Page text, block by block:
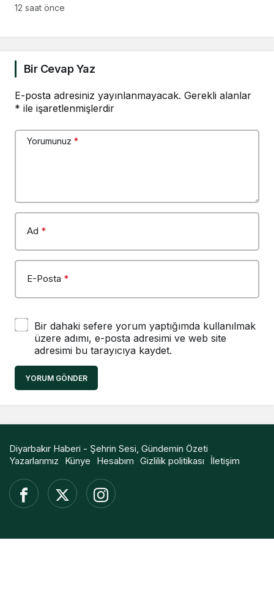
Komisyonu’nda… YENİ
toplumsal hayata katıl’
diyorsanız, o insan
kapıdan içeri girdiğinde
başına ne geleceğini
12 saat önce
Bir Cevap Yaz
E-posta adresiniz yayınlanmayacak. Gerekli alanlar
* ile işaretlenmişlerdir
Yorumunuz *
Ad *
E-Posta *
Bir dahaki sefere yorum yaptığımda kullanılmak
üzere adımı, e-posta adresimi ve web site
adresimi bu tarayıcıya kaydet.
YORUM GÖNDER
Diyarbakır Haberi - Şehrin Sesi, Gündemin Özeti
Yazarlarımız
Künye Hesabım Gizlilik politikası İletişim